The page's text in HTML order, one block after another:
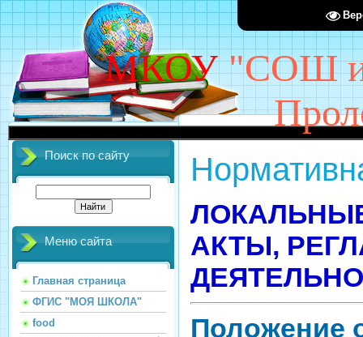
МКОУ "СОШ
Поиск по сайту
Меню сайта
Главная страница
ФГИС "МОЯ ШКОЛА"
food
АКТЫ,
Положение